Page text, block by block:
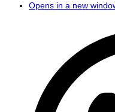
Opens in a new